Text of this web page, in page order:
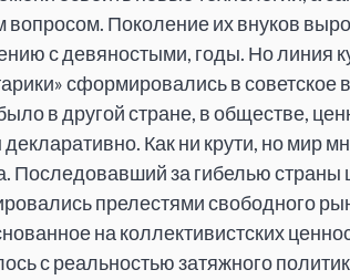
Поколение их внуков
с девяностыми, годы. Но линия
сформировались в советское
в другой стране, в обществе,
Как ни крути, но мир
за гибелью страны
прелестями свободного
на коллективистских
с реальностью затяжного